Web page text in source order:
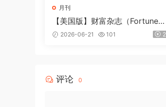
月刊
【美国版】财富杂志（Fortune）
2026年6-7月
2026-06-21 101 2
评论 0